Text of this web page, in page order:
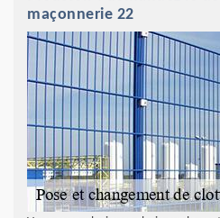
maçonnerie 22